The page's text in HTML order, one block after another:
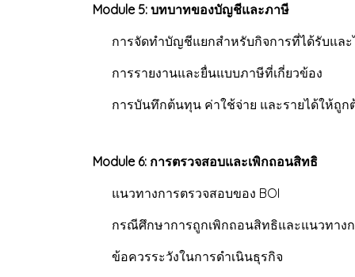
Module 5: บทบาทของบัญชีและภาษี
การจัดทำบัญชีแยกสำหรับกิจการที่ได้รับและ
การรายงานและยื่นแบบภาษีที่เกี่ยวข้อง
การบันทึกต้นทุน ค่าใช้จ่าย และรายได้ให้ถูก
Module 6: การตรวจสอบและเพิกถอนสิทธิ
แนวทางการตรวจสอบของ BOI
กรณีศึกษาการถูกเพิกถอนสิทธิและแนวทาง
ข้อควรระวังในการดำเนินธุรกิจ